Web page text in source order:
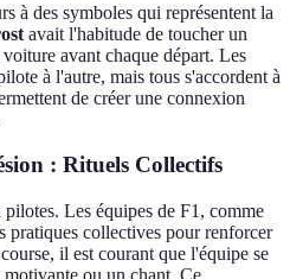
à des symboles qui représentent la
avait l'habitude de toucher un
avant chaque départ. Les
à l'autre, mais tous s'accordent à
de créer une connexion
: Rituels Collectifs
Les équipes de F1, comme
pratiques collectives pour renforcer
il est courant que l'équipe se
ou un chant. Ce